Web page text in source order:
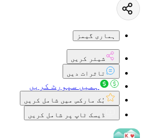
ہماری گیمز
شیئر کریں
تاثرات دیں
ہمیں سپورٹ کریں
بُک مارکس میں شامل کریں
ڈیسک ٹاپ پر شامل کریں